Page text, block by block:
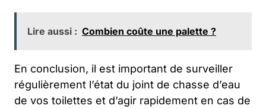
Lire aussi : Combien coûte une palette ?
En conclusion, il est important de surveiller
régulièrement l’état du joint de chasse d’eau
de vos toilettes et d’agir rapidement en cas de